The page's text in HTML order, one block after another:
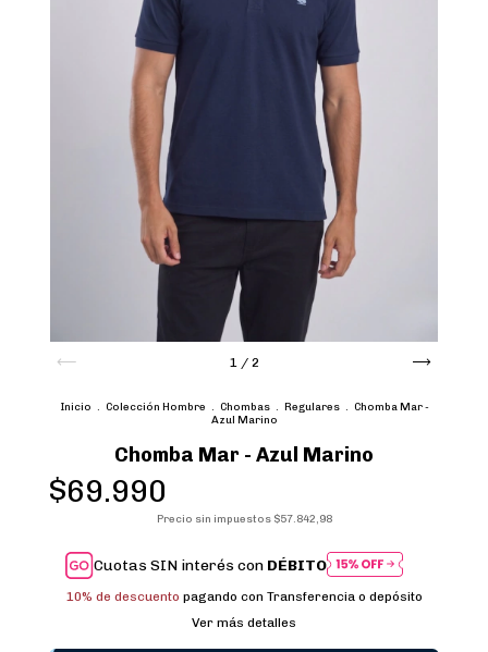
1/ 2
Inicio . Colección Hombre . Chombas . Regulares . Chomba Mar -
Azul Marino
Chomba Mar - Azul Marino
$69.990
Precio sin impuestos $57.842,98
Cuotas SIN interés con DÉBITO
10% de descuento pagando con Transferencia o depósito
Ver más detalles